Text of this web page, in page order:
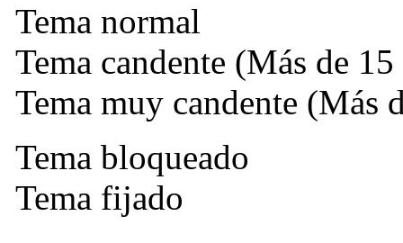
Tema normal
Tema candente (Más de 15
Tema muy candente (Más
Tema bloqueado
Tema fijado